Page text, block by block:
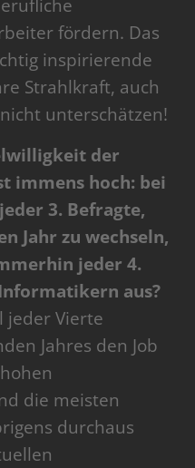
fördern. Das
inspirierende
Strahlkraft, auch
unterschätzen!
der
immens hoch: bei
3. Befragte,
Jahr zu wechseln,
jeder 4.
aus?
jeder Vierte
Jahres den Job
die meisten
durchaus